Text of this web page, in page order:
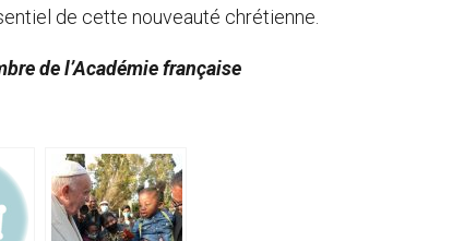
de cette nouveauté chrétienne.
de l’Académie française